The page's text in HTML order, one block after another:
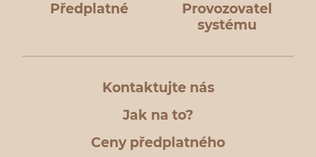
Předplatné
Provozovatel
systému
Kontaktujte nás
Jak na to?
Ceny předplatného